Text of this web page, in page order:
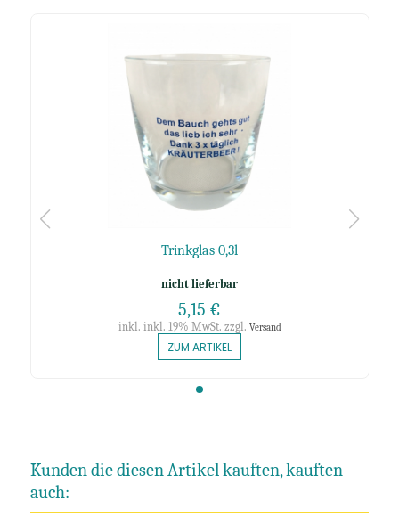
Trinkglas 0,3l
nicht lieferbar
5,15 €
inkl. inkl. 19% MwSt. zzgl. Versand
ZUM ARTIKEL
Kunden die diesen Artikel kauften, kauften
auch: